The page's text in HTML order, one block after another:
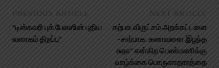
PREVIOUS ARTICLE
*டிஸ்கவரி புக் பேலஸின் புதிய
வளாகம் திறப்பு*
NEXT ARTICLE
கற்பக விருட்சம் அறக்கட்டளை
-சார்பாக. கணவனை இழந்த
சுதா* என்கிற பெண்மணிக்கு
வாழ்க்கை பொருளாதாரத்தை